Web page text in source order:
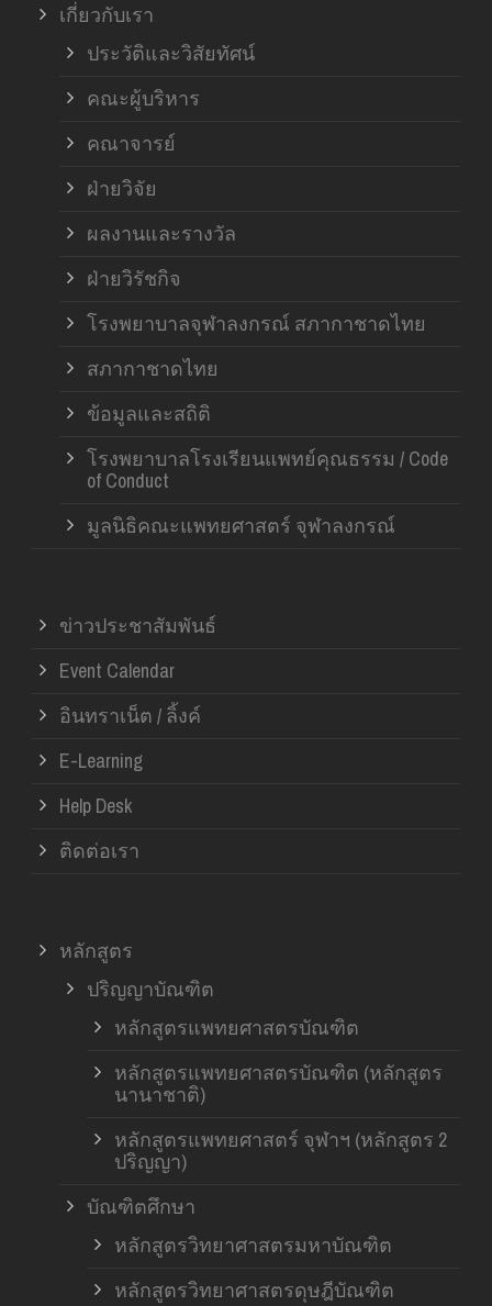
เกี่ยวกับเรา
ประวัติและวิสัยทัศน์
คณะผู้บริหาร
คณาจารย์
ฝ่ายวิจัย
ผลงานและรางวัล
ฝ่ายวิรัชกิจ
โรงพยาบาลจุฬาลงกรณ์ สภากาชาดไทย
สภากาชาดไทย
ข้อมูลและสถิติ
โรงพยาบาลโรงเรียนแพทย์คุณธรรม / Code
of Conduct
มูลนิธิคณะแพทยศาสตร์ จุฬาลงกรณ์
ข่าวประชาสัมพันธ์
Event Calendar
อินทราเน็ต / ลิ้งค์
E-Learning
Help Desk
ติดต่อเรา
หลักสูตร
ปริญญาบัณฑิต
หลักสูตรแพทยศาสตรบัณฑิต
หลักสูตรแพทยศาสตรบัณฑิต (หลักสูตร
นานาชาติ)
หลักสูตรแพทยศาสตร์ จุฬาฯ (หลักสูตร 2
ปริญญา)
บัณฑิตศึกษา
หลักสูตรวิทยาศาสตรมหาบัณฑิต
หลักสูตรวิทยาศาสตรดุษฎีบัณฑิต